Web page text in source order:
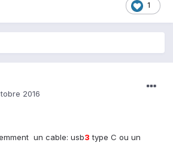
1
2016
un cable: usb3 type C ou un